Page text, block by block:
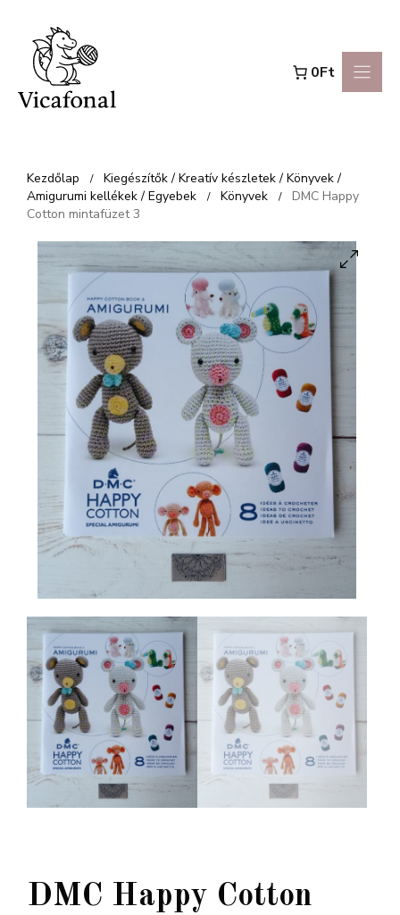
Kilépés
tartalomba
0Ft
Kezdőlap /
Kiegészítők / Kreatív készletek / Könyvek /
Amigurumi kellékek / Egyebek
/ Könyvek /
DMC Happy
Cotton mintafüzet 3
DMC Happy Cotton